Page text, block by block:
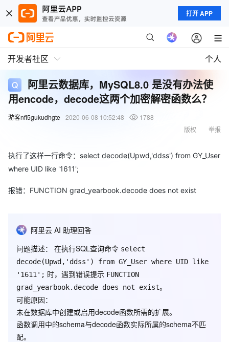
打开 APP
开发者社区 个人
阿里云数据库，MySQL8.0 是没有办法使
用encode，decode这两个加密解密函数么？
游客nfi5gukudhgte 2020-06-08 10:52:48
1788
举报
版权
执行了这样一行命令：select decode(Upwd,'ddss') from GY_User
where UID like '1611';
报错：FUNCTION grad_yearbook.decode does not exist
阿里云 AI 助理回答
问题描述： 在执行SQL查询命令 select
decode(Upwd,'ddss') from GY_User where UID like
'1611'; 时，遇到错误提示 FUNCTION
grad_yearbook.decode does not exist。
可能原因：
未在数据库中创建或启用decode函数所需的扩展。
函数调用中的schema与decode函数实际所属的schema不匹
配。